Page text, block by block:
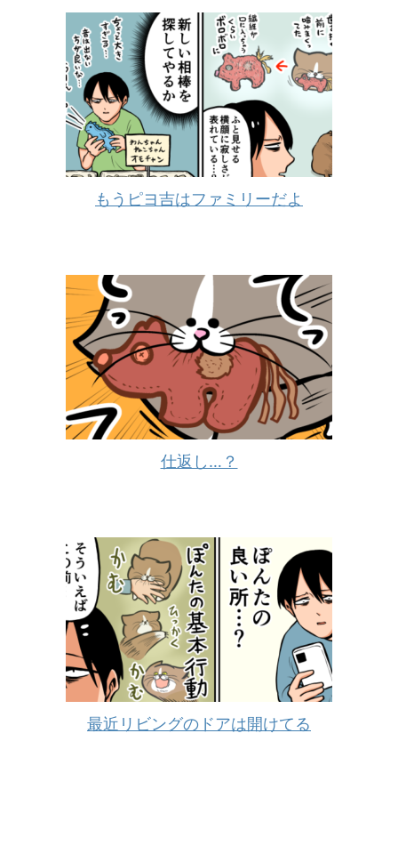
もうピヨ吉はファミリーだよ
仕返し…？
最近リビングのドアは開けてる